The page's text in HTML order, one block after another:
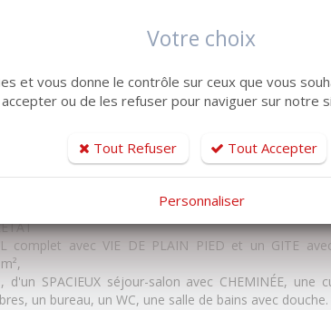
complet avec VIE DE PLAIN PIED et un GITE
SPACIEUX séjour-salon avec CHEMINÉE, une
un bureau, un WC, une salle de bains avec douche.
Votre choix
et vous donne le contrôle sur ceux que vous
ou de les refuser pour naviguer sur notre
Tout Refuser Tout Accepter
Personnaliser